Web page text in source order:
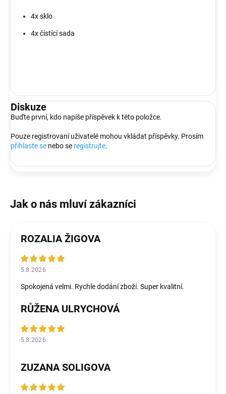
4x sklo
4x čístící sada
Diskuze
Buďte první, kdo napíše příspěvek k této položce.
Pouze registrovaní uživatelé mohou vkládat příspěvky. Prosím
přihlaste se nebo se registrujte.
ROZALIA ŽIGOVA
5.8.2026
Spokojená velmi. Rychle dodání zboží. Super kvalitní.
RŮŽENA ULRYCHOVÁ
5.8.2026
ZUZANA SOLIGOVA